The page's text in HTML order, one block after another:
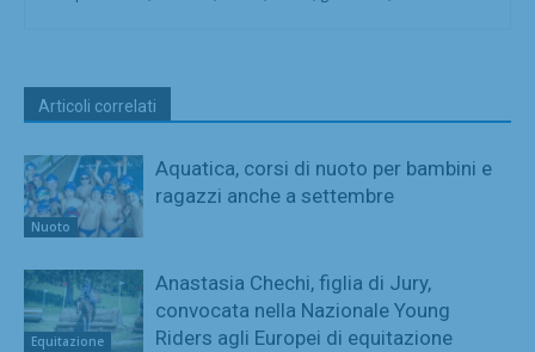
Articoli correlati
Nuoto
Aquatica, corsi di nuoto per bambini e
ragazzi anche a settembre
Equitazione
Anastasia Chechi, figlia di Jury,
convocata nella Nazionale Young
Riders agli Europei di equitazione